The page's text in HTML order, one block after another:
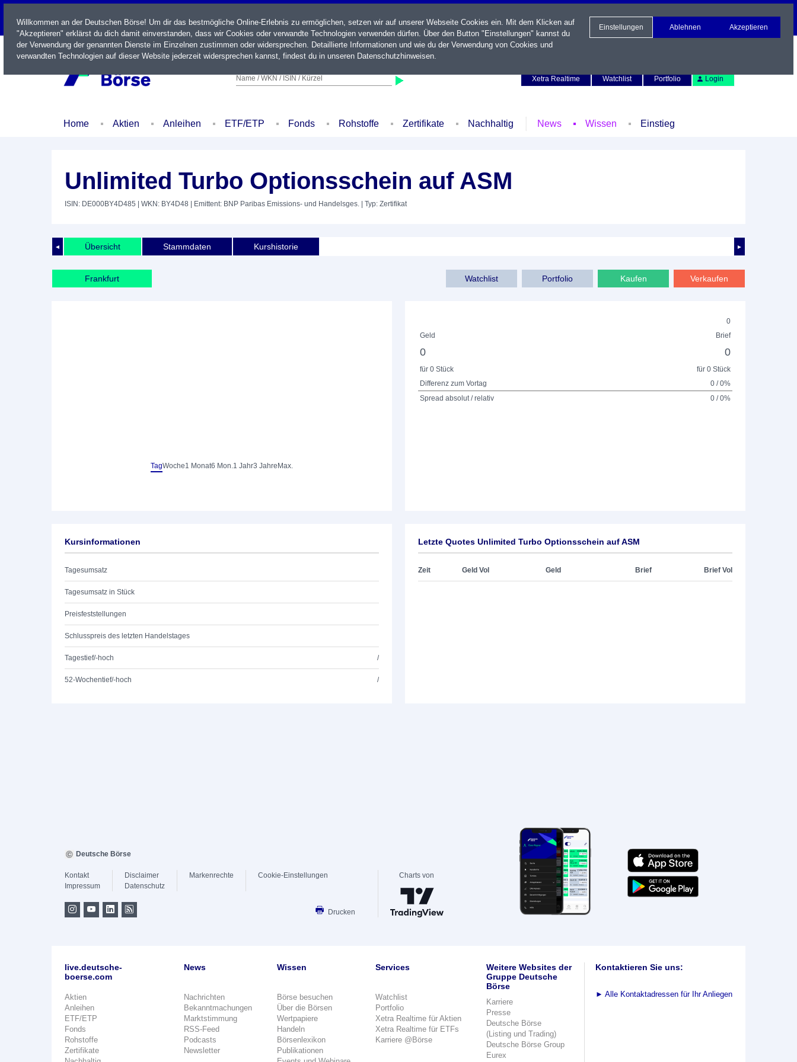
LIVE
Name / WKN / ISIN / Kürzel
Xetra Realtime
Watchlist Portfolio Login
Home Aktien Anleihen ETF/ETP Fonds Rohstoffe Zertifikate Nachhaltig News Wissen Einstieg
Unlimited Turbo Optionsschein auf ASM
ISIN: DE000BY4D485 | WKN: BY4D48 | Emittent: BNP Paribas Emissions- und Handelsges. | Typ: Zertifikat
◄ ►
Übersicht Stammdaten Kurshistorie
Frankfurt Verkaufen
Kaufen
Portfolio
Watchlist
TagWoche1 Monat6 Mon.1 Jahr3 Jahre Max.
0
Geld
Brief
0 0
für 0 Stück
für 0 Stück
Differenz zum Vortag
0 / 0%
Spread absolut / relativ
0 / 0%
Kursinformationen
Tagesumsatz
Tagesumsatz in Stück
Preisfeststellungen
Schlusspreis des letzten Handelstages
Tagestief/-hoch /
52-Wochentief/-hoch /
Letzte Quotes Unlimited Turbo Optionsschein auf ASM
Zeit Geld Vol Geld Brief Brief Vol
Willkommen an der Deutschen Börse! Um dir das bestmögliche Online-Erlebnis zu ermöglichen, setzen wir auf unserer Webseite Cookies ein. Mit dem Klicken auf
"Akzeptieren" erklärst du dich damit einverstanden, dass wir Cookies oder verwandte Technologien verwenden dürfen. Über den Button "Einstellungen" kannst du
der Verwendung der genannten Dienste im Einzelnen zustimmen oder widersprechen. Detaillierte Informationen und wie du der Verwendung von Cookies und
verwandten Technologien auf dieser Website jederzeit widersprechen kannst, findest du in unseren Datenschutzhinweisen.
Einstellungen Ablehnen Akzeptieren
Deutsche Börse
Kontakt
Impressum
Disclaimer
Datenschutz
Markenrechte Cookie-Einstellungen
Drucken
Charts von
live.deutsche-
boerse.com
Aktien
Anleihen
ETF/ETP
Fonds
Rohstoffe
Zertifikate
News
Nachrichten
Bekanntmachungen
Marktstimmung
RSS-Feed
Podcasts
Newsletter
Wissen
Börse besuchen
Über die Börsen
Wertpapiere
Handeln
Börsenlexikon
Publikationen
Services
Watchlist
Portfolio
Xetra Realtime für Aktien
Xetra Realtime für ETFs
Karriere @Börse
Weitere Websites der
Gruppe Deutsche
Börse
Karriere
Presse
Deutsche Börse
(Listing und Trading)
Deutsche Börse Group
Eurex
Kontaktieren Sie uns:
► Alle Kontaktadressen für Ihr Anliegen